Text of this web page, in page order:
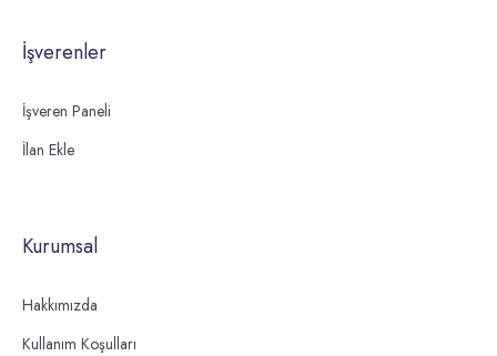
İşverenler
İşveren Paneli
İlan Ekle
Kurumsal
Hakkımızda
Kullanım Koşulları